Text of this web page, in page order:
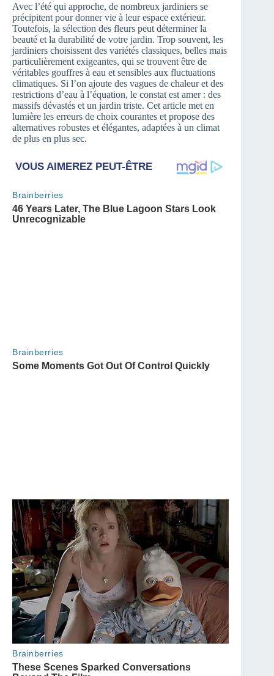
Avec l’été qui approche, de nombreux jardiniers se
précipitent pour donner vie à leur espace extérieur.
Toutefois, la sélection des fleurs peut déterminer la
beauté et la durabilité de votre jardin. Trop souvent, les
jardiniers choisissent des variétés classiques, belles mais
particulièrement exigeantes, qui se trouvent être de
véritables gouffres à eau et sensibles aux fluctuations
climatiques. Si l’on ajoute des vagues de chaleur et des
restrictions d’eau à l’équation, le constat est amer : des
massifs dévastés et un jardin triste. Cet article met en
lumière les erreurs de choix courantes et propose des
alternatives robustes et élégantes, adaptées à un climat
de plus en plus sec.